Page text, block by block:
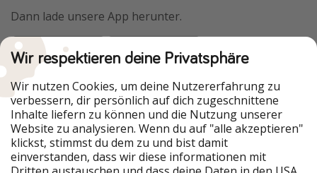
Dann lade unsere App herunter.
Urlaubspiraten ist Teil der HolidayPirates Group
Unsere Märkte
PiratinViaggio
HolidayPirates
VakantiePiraten
WakacyjniPiraci
VoyagesPirates
Ferienpiraten
Wir respektieren deine Privatsphäre
Wir nutzen Cookies, um deine Nutzererfahrung zu
verbessern, dir persönlich auf dich zugeschnittene
Inhalte liefern zu können und die Nutzung unserer
Website zu analysieren. Wenn du auf "alle akzeptieren"
klickst, stimmst du dem zu und bist damit
einverstanden, dass wir diese informationen mit